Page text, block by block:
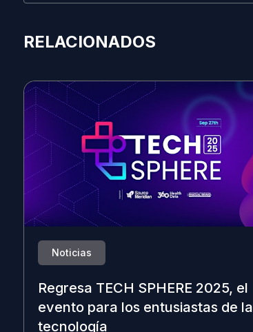
RELACIONADOS
Noticias
Regresa TECH SPHERE 2025, el
evento para los entusiastas de la
tecnología